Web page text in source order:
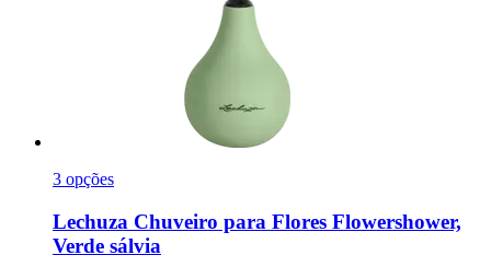
3 opções
Lechuza Chuveiro para Flores Flowershower,
Verde sálvia